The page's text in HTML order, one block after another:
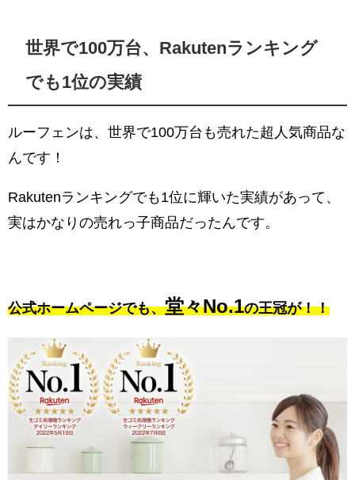
世界で100万台、Rakutenランキング
でも1位の実績
ルーフェンは、世界で100万台も売れた超人気商品な
んです！
Rakutenランキングでも1位に輝いた実績があって、
実はかなりの売れっ子商品だったんです。
公式ホームページでも、堂々No.1の王冠が！！